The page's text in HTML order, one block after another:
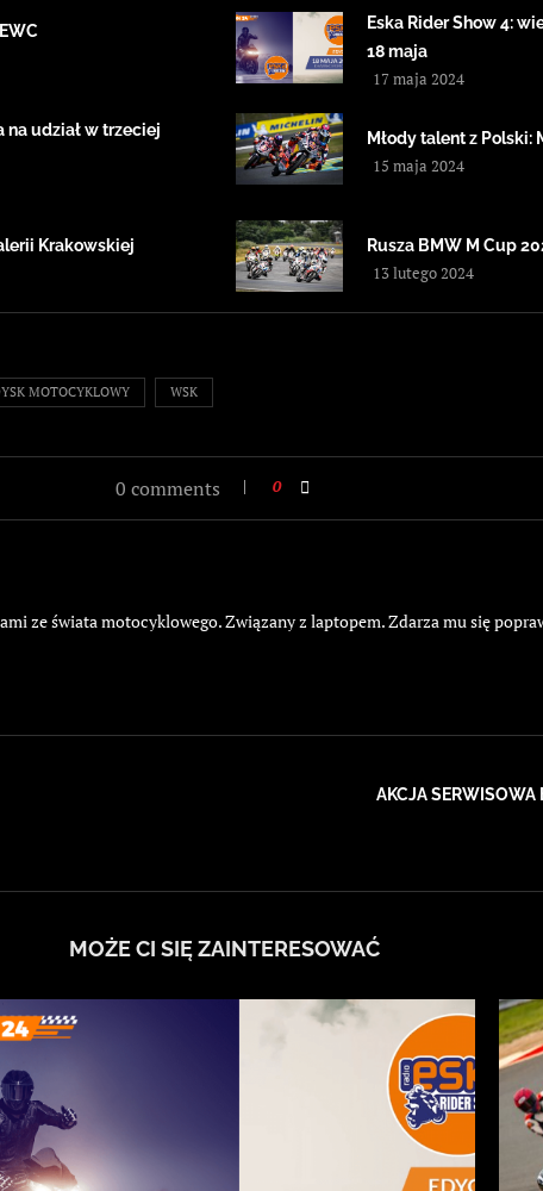
Eska Rider Show 4:
18 maja
17 maja 2024
na udział w trzeciej
Młody talent z
15 maja 2024
Krakowskiej Rusza BMW M Cup
13 lutego 2024
MOTOCYKLOWY WSK
0 comments 0
ze świata motocyklowego. Związany z laptopem. Zdarza mu się
AKCJA
MOŻE CI SIĘ ZAINTERESOWAĆ